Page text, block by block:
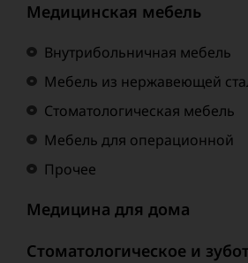
Медицинская мебель
Внутрибольничная мебель
Мебель из нержавеющей
Стоматологическая мебель
Мебель для операционной
Прочее
Медицина для дома
Стоматологическое и